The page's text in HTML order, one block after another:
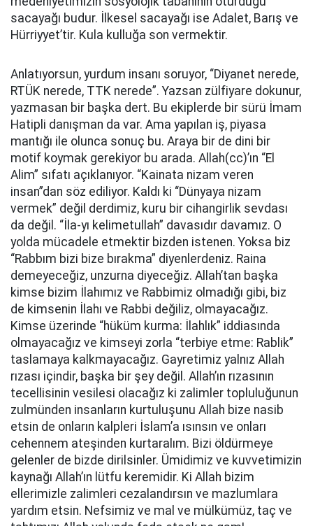
sacayağı budur. İlkesel sacayağı ise Adalet, Barış ve
Hürriyyet’tir. Kula kulluğa son vermektir.
Anlatıyorsun, yurdum insanı soruyor, “Diyanet nerede,
RTÜK nerede, TTK nerede”. Yazsan zülfiyare dokunur,
yazmasan bir başka dert. Bu ekiplerde bir sürü İmam
Hatipli danışman da var. Ama yapılan iş, piyasa
mantığı ile olunca sonuç bu. Araya bir de dini bir
motif koymak gerekiyor bu arada. Allah(cc)’ın “El
Alim” sıfatı açıklanıyor. “Kainata nizam veren
insan”dan söz ediliyor. Kaldı ki “Dünyaya nizam
vermek” değil derdimiz, kuru bir cihangirlik sevdası
da değil. “İla-yı kelimetullah” davasıdır davamız. O
yolda mücadele etmektir bizden istenen. Yoksa biz
“Rabbım bizi bize bırakma” diyenlerdeniz. Raina
demeyeceğiz, unzurna diyeceğiz. Allah’tan başka
kimse bizim İlahımız ve Rabbimiz olmadığı gibi, biz
de kimsenin İlahı ve Rabbi değiliz, olmayacağız.
Kimse üzerinde “hüküm kurma: İlahlık” iddiasında
olmayacağız ve kimseyi zorla “terbiye etme: Rablik”
taslamaya kalkmayacağız. Gayretimiz yalnız Allah
rızası içindir, başka bir şey değil. Allah’ın rızasının
tecellisinin vesilesi olacağız ki zalimler topluluğunun
zulmünden insanların kurtuluşunu Allah bize nasib
etsin de onların kalpleri İslam’a ısınsın ve onları
cehennem ateşinden kurtaralım. Bizi öldürmeye
gelenler de bizde dirilsinler. Ümidimiz ve kuvvetimizin
kaynağı Allah’ın lütfu keremidir. Ki Allah bizim
ellerimizle zalimleri cezalandırsın ve mazlumlara
yardım etsin. Nefsimiz ve mal ve mülkümüz, taç ve